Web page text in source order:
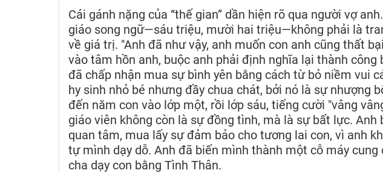
Cái gánh nặng của “thế gian” dần hiện rõ qua người vợ
giáo song ngữ—sáu triệu, mười hai triệu—không phải là
về giá trị. "Anh đã như vậy, anh muốn con anh cũng thất
vào tâm hồn anh, buộc anh phải định nghĩa lại thành
đã chấp nhận mua sự bình yên bằng cách từ bỏ niềm vui
hy sinh nhỏ bé nhưng đầy chua chát, bởi nó là sự nhượng
đến năm con vào lớp một, rồi lớp sáu, tiếng cười "vâng
giáo viên không còn là sự đồng tình, mà là sự bất lực.
quan tâm, mua lấy sự đảm bảo cho tương lai con, vì anh
tự mình dạy dỗ. Anh đã biến mình thành một cỗ máy
cha dạy con bằng Tình Thân.